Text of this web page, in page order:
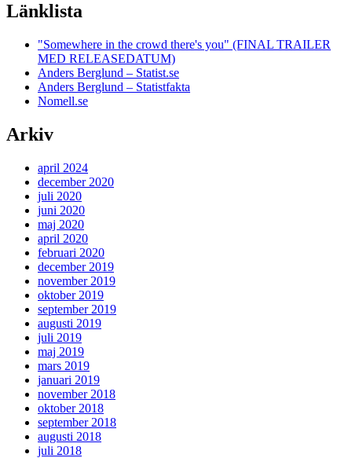
Länklista
"Somewhere in the crowd there's you" (FINAL TRAILER
MED RELEASEDATUM)
Anders Berglund – Statist.se
Anders Berglund – Statistfakta
Nomell.se
Arkiv
april 2024
december 2020
juli 2020
juni 2020
maj 2020
april 2020
februari 2020
december 2019
november 2019
oktober 2019
september 2019
augusti 2019
juli 2019
maj 2019
mars 2019
januari 2019
november 2018
oktober 2018
september 2018
augusti 2018
juli 2018